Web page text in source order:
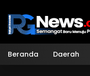
konten
Beranda Daerah